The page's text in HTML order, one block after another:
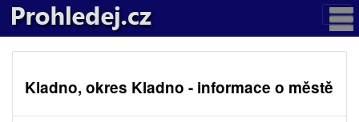
Kladno, okres Kladno - informace o městě